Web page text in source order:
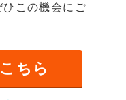
この機会にご
ちら